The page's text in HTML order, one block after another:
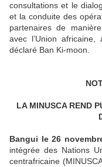
consultations et le
et la conduite des
partenaires de
avec l’Union africaine,
déclaré Ban Ki-moon.
LA MINUSCA REND
Bangui le 26
intégrée des Nations
centrafricaine